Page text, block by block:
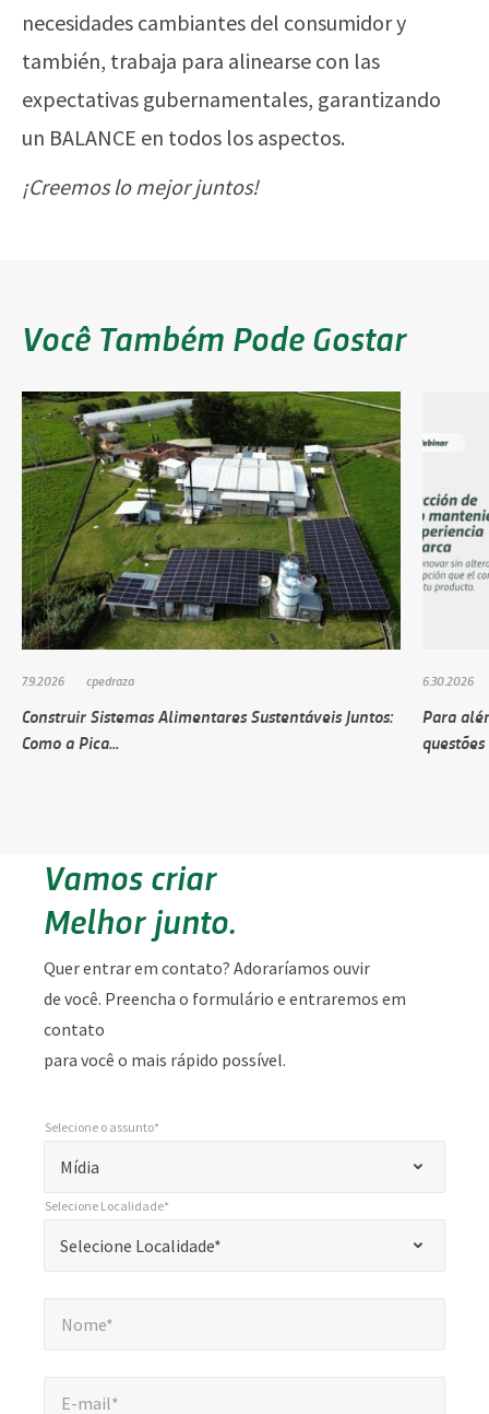
necesidades cambiantes del consumidor y
también, trabaja para alinearse con las
expectativas gubernamentales, garantizando
un BALANCE en todos los aspectos.
¡Creemos lo mejor juntos!
Você Também Pode Gostar
7.9.2026 cpedraza
Construir Sistemas Alimentares Sustentáveis ​​Juntos:
Como a Pica...
6.30.2026
Para
questões
Vamos criar
Melhor junto.
Quer entrar em contato? Adoraríamos ouvir
de você. Preencha o formulário e entraremos em
contato
para você o mais rápido possível.
"
indica
Mídia
Selecione o assunto*
Selecione Localidade*
Selecione Localidade*
Nome*
E-mail*